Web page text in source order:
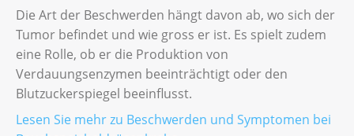
Die Art der Beschwerden hängt davon ab, wo sich der
Tumor befindet und wie gross er ist. Es spielt zudem
eine Rolle, ob er die Produktion von
Verdauungsenzymen beeinträchtigt oder den
Blutzuckerspiegel beeinflusst.
Lesen Sie mehr zu Beschwerden und Symptomen bei